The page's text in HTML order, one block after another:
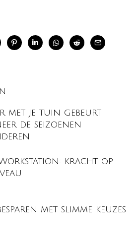
met je tuin gebeurt
de seizoenen
Workstation: kracht op
met slimme keuzes